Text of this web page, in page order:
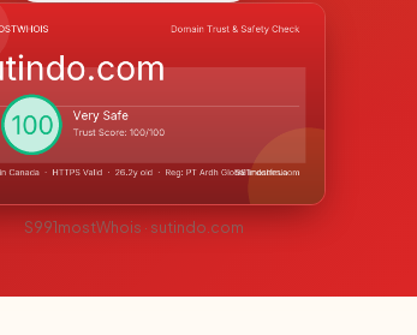
S991mostWhois · sutindo.com